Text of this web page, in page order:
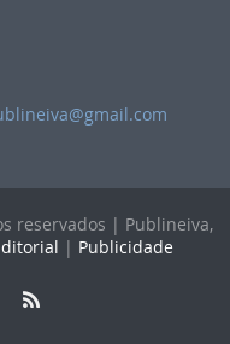
reservados | Publineiva,
| Publicidade